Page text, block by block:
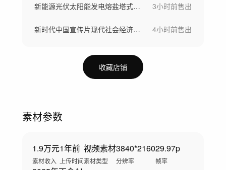
新能源光伏太阳能发电熔盐塔式光热电站储能 3小时前售出
新时代中国宣传片现代社会经济发展祖国风光 4小时前售出
收藏店铺
素材参数
1.9万元
素材收入
1年前
上传时间
视频素材
素材类型
3840*2160
分辨率
29.97p
帧率